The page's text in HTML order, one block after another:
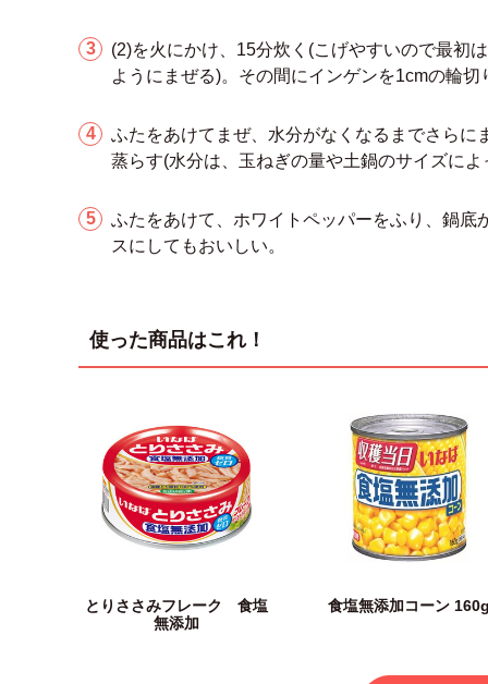
(2)を火にかけ、15分炊く(こげやすいので最初
ようにまぜる)。その間にインゲンを1cmの輪切
ふたをあけてまぜ、水分がなくなるまでさら
蒸らす(水分は、玉ねぎの量や土鍋のサイズに
ふたをあけて、ホワイトペッパーをふり、鍋底
スにしてもおいしい。
使った商品はこれ！
とりささみフレーク 食塩
無添加
食塩無添加コーン 160g